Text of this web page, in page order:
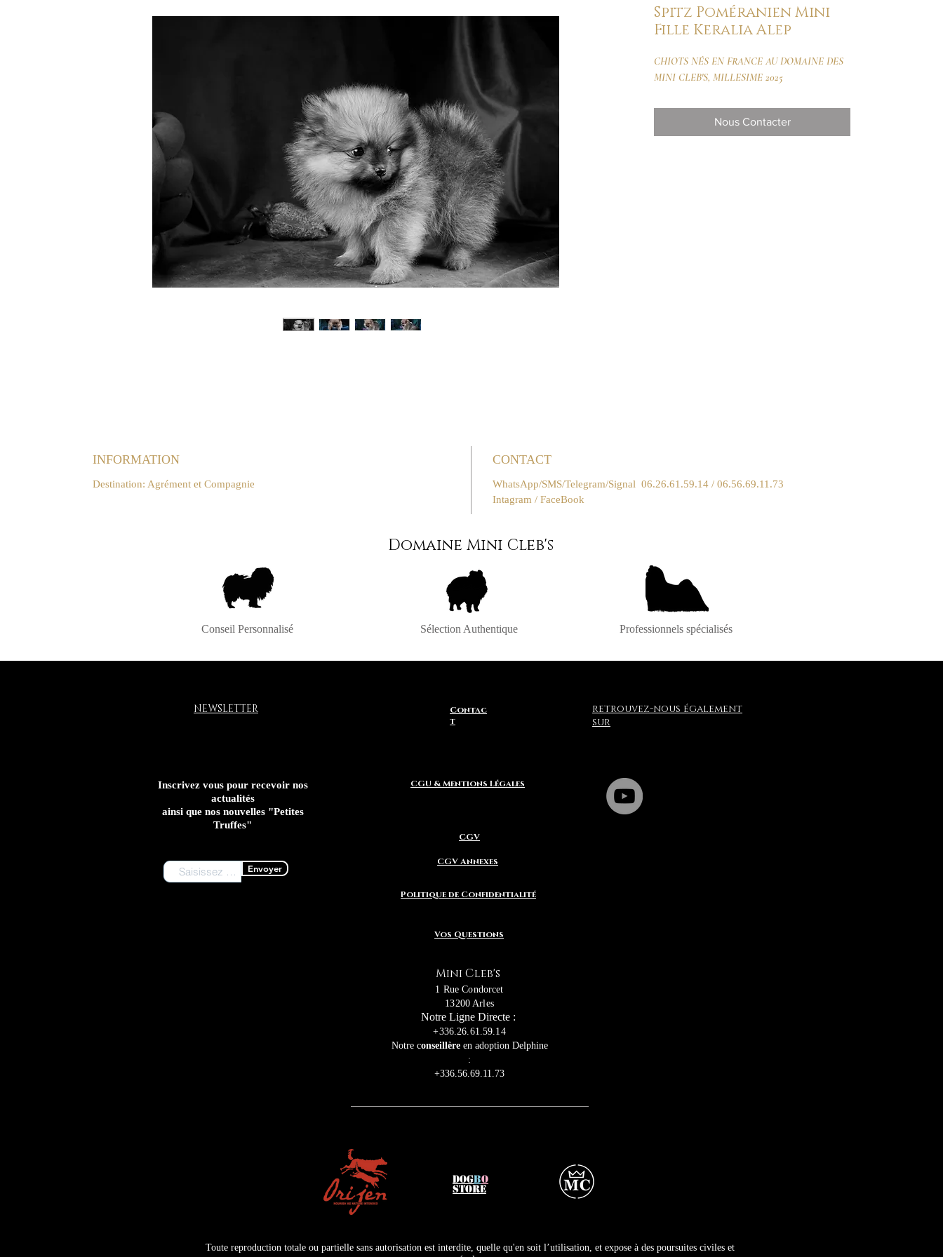
Spitz Poméranien Mini
Fille Keralia Alep
CHIOTS NÉS EN FRANCE AU DOMAINE DES
MINI CLEB'S, MILLESIME 2025
Nous Contacter
INFORMATION
Destination: Agrément et Compagnie
CONTACT
WhatsApp/SMS/Telegram/Signal 06.26.61.59.14 / 06.56.69.11.73
Intagram / FaceBook
Domaine Mini Cleb's
Conseil Personnalisé Sélection Authentique Professionnels spécialisés
NEWSLETTER
Inscrivez vous pour recevoir nos
actualités
ainsi que nos nouvelles "Petites
Truffes"
Envoyer
Contac
t
CGU & Mentions Légales
retrouvez-nous également
sur
CGV
CGV Annexes
Politique de Confidentialité
Vos Questions
Mini Cleb's
1 Rue Condorcet
13200 Arles
Notre Ligne Directe :
+336.26.61.59.14
Notre conseillèreen adoption Delphine
:
+336.56.69.11.73
DOGBO
STORE
Toute reproduction totale ou partielle sans autorisation est interdite, quelle qu'en soit l’utilisation, et expose à des poursuites civiles et